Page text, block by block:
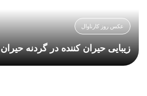
عکس روز کارناوال
زیبایی حیران کننده در گردنه حیران